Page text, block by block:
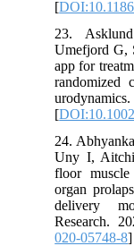
[
23.
app
[
24.
Uny
020-